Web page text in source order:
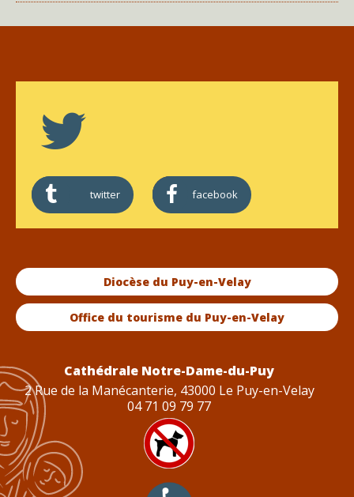
twitter facebook
Diocèse du Puy-en-Velay
Office du tourisme du Puy-en-Velay
Cathédrale Notre-Dame-du-Puy
2 Rue de la Manécanterie, 43000 Le Puy-en-Velay
04 71 09 79 77